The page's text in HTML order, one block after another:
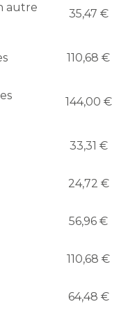
autre
35,47 €
110,68 €
144,00 €
33,31 €
24,72 €
56,96 €
110,68 €
64,48 €